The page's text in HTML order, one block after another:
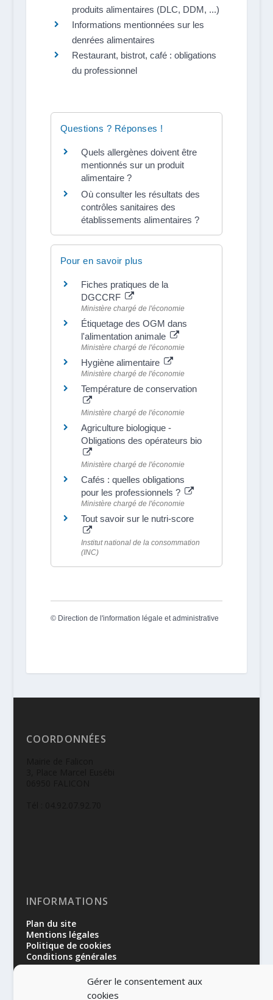
Gérer le consentement aux
cookies
produits alimentaires (DLC, DDM, ...)
Informations mentionnées sur les
denrées alimentaires
Restaurant, bistrot, café : obligations
du professionnel
Questions ? Réponses !
Quels allergènes doivent être
mentionnés sur un produit
alimentaire ?
Où consulter les résultats des
contrôles sanitaires des
établissements alimentaires ?
Pour en savoir plus
Fiches pratiques de la
DGCCRF
Ministère chargé de l'économie
Étiquetage des OGM dans
l'alimentation animale
Ministère chargé de l'économie
Hygiène alimentaire
Ministère chargé de l'économie
Température de conservation
Ministère chargé de l'économie
Agriculture biologique -
Obligations des opérateurs bio
Ministère chargé de l'économie
Cafés : quelles obligations
pour les professionnels ?
Ministère chargé de l'économie
Tout savoir sur le nutri-score
Institut national de la consommation
(INC)
© Direction de l'information légale et administrative
COORDONNÉES
INFORMATIONS
Plan du site
Mentions légales
Politique de cookies
Conditions générales